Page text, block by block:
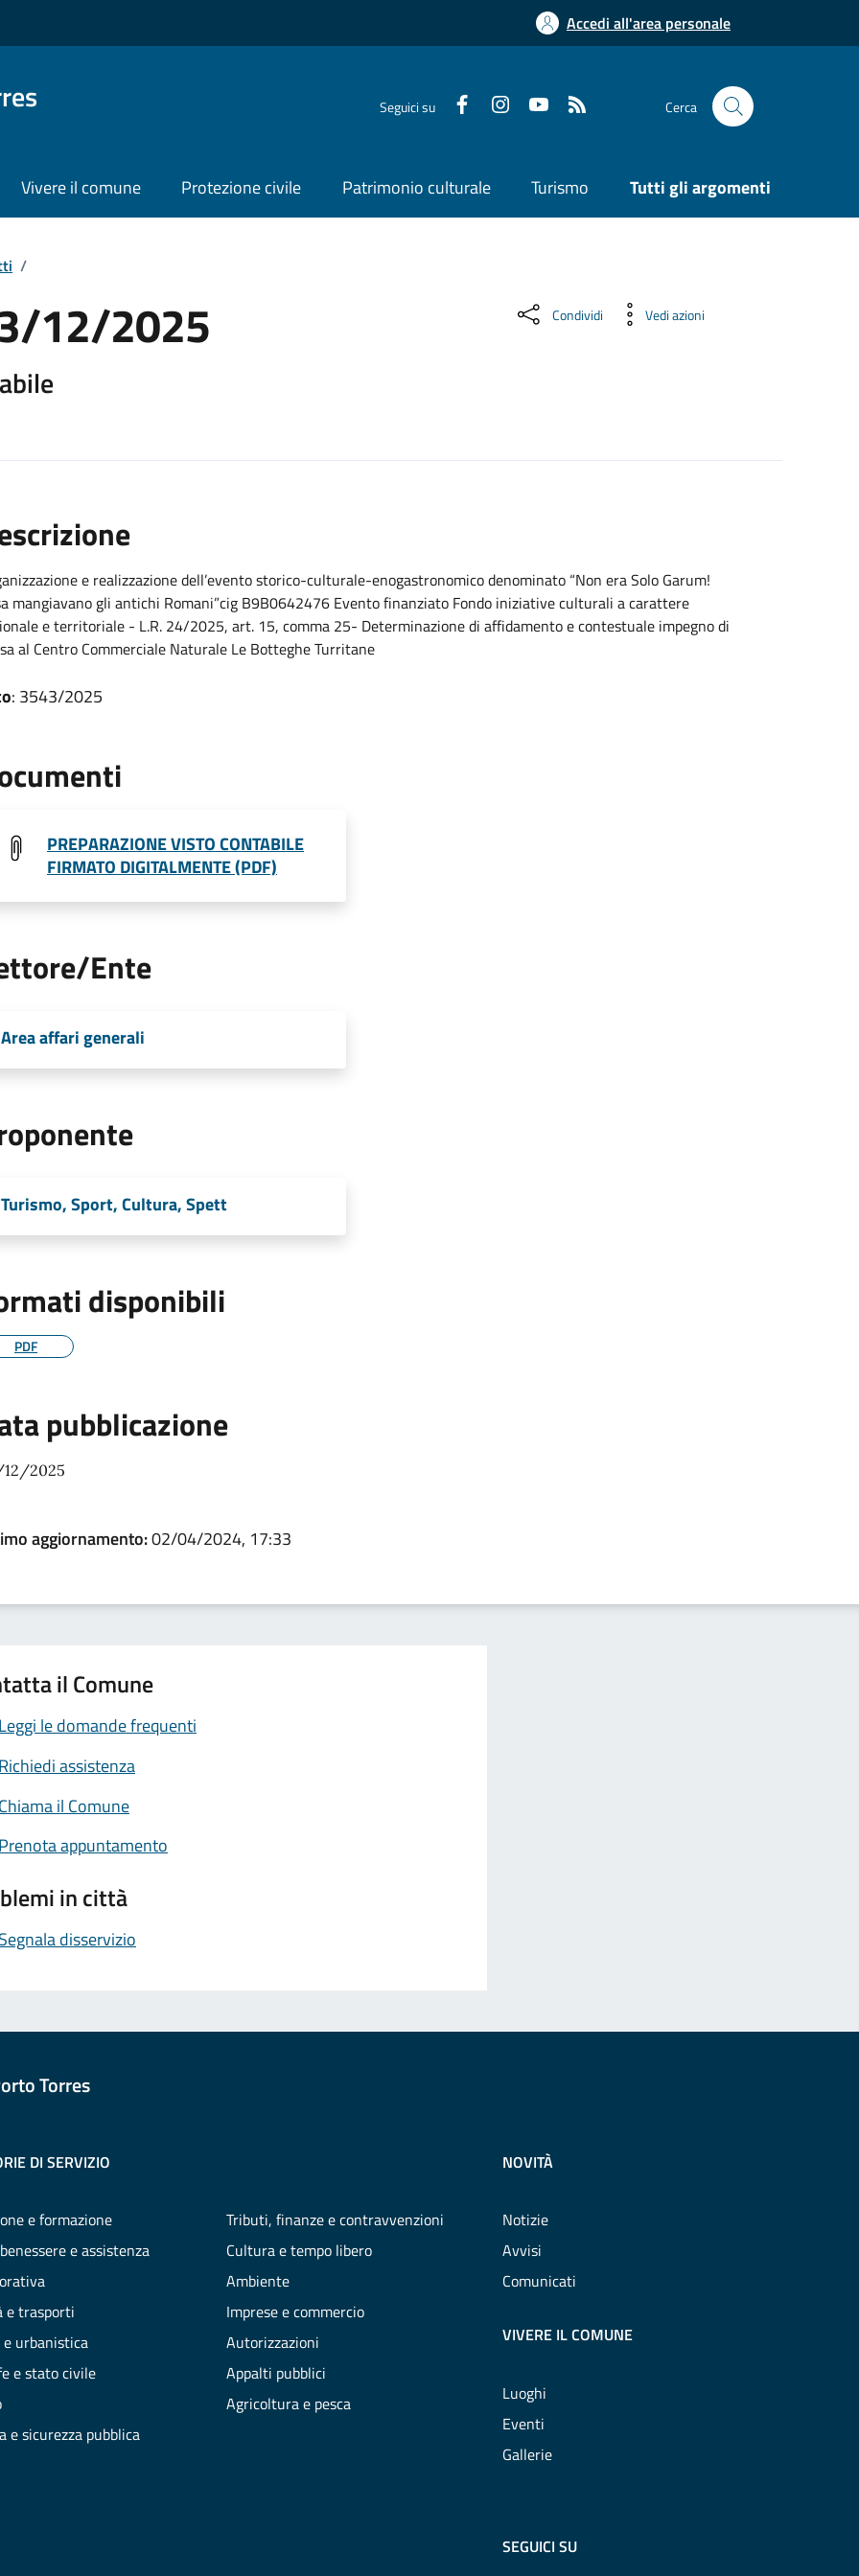
Accedi all'area personale
Seguici su Cerca
Vivere il comune Protezione civile Patrimonio culturale Turismo Tutti gli argomenti
/
12/2025 Condividi Vedi azioni
e realizzazione dell’evento storico-culturale-enogastronomico denominato “Non era Solo Garum!
mangiavano gli antichi Romani”cig B9B0642476 Evento finanziato Fondo iniziative culturali a carattere
e territoriale - L.R. 24/2025, art. 15, comma 25- Determinazione di affidamento e contestuale impegno di
al Centro Commerciale Naturale Le Botteghe Turritane
: 3543/2025
PREPARAZIONE VISTO CONTABILE
FIRMATO DIGITALMENTE (PDF)
Ente
Area affari generali
Turismo, Sport, Cultura, Spett
disponibili
PDF
pubblicazione
2025
aggiornamento:02/04/2024, 17:33
il Comune
le domande frequenti
assistenza
il Comune
appuntamento
in città
disservizio
Torres
DI SERVIZIO
e formazione
e assistenza
e trasporti
urbanistica
e stato civile
e sicurezza pubblica
Tributi, finanze e contravvenzioni
Cultura e tempo libero
Ambiente
Imprese e commercio
Autorizzazioni
Appalti pubblici
Agricoltura e pesca
NOVITÀ
Notizie
Avvisi
Comunicati
VIVERE IL COMUNE
Luoghi
Eventi
Gallerie
SEGUICI SU